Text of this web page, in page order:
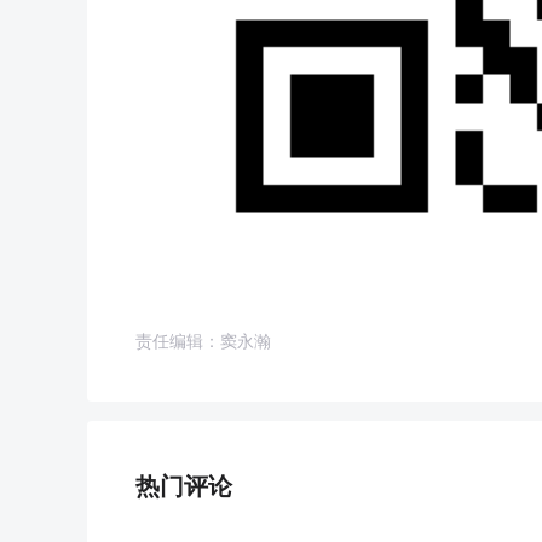
责任编辑：窦永瀚
热门评论